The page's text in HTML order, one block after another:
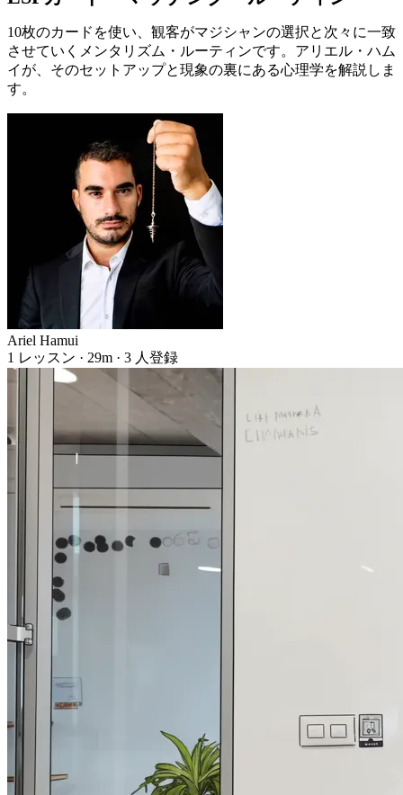
10枚のカードを使い、観客がマジシャンの選択と次々に一致
させていくメンタリズム・ルーティンです。アリエル・ハム
イが、そのセットアップと現象の裏にある心理学を解説しま
す。
Ariel Hamui
1 レッスン · 29m · 3 人登録